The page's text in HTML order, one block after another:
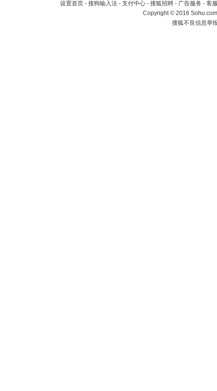
设置首页 - 搜狗输入法 - 支付中心 - 搜狐招聘 - 广告服务 - 客
Copyright©2016
搜狐不良信息举